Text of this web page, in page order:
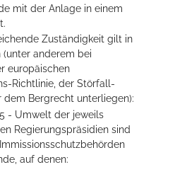
mit der Anlage in einem
Zuständigkeit gilt in
anderem bei
europäischen
Richtlinie, der Störfall-
dem Bergrecht unterliegen):
- Umwelt der jeweils
Regierungspräsidien sind
auf denen: